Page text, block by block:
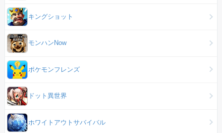
キングショット
モンハンNow
ポケモンフレンズ
ドット異世界
ホワイトアウトサバイバル